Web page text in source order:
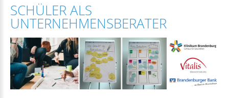
SCHÜLER ALS
UNTERNEHMENSBERATER